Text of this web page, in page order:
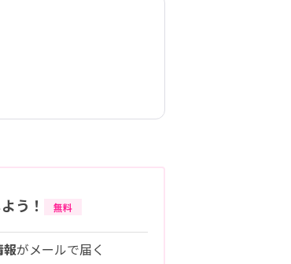
う！ 無料
報がメールで届く